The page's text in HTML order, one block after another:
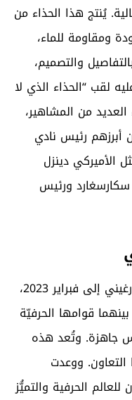
يُنتج هذا الحذاء من
ومقاومة للماء،
والتصميم،
لقب “الحذاء الذي لا
من المشاهير،
أبرزهم رئيس نادي
الأميركي دينزل
ورئيس
تعود شراكة تودز وأوتوموبيلي لامبورغيني إلى فبراير 2023،
قوامها الحرفيّة
جاهزة. وتُعد هذه
ووعدت
للعالم الحرفية والتميُّز